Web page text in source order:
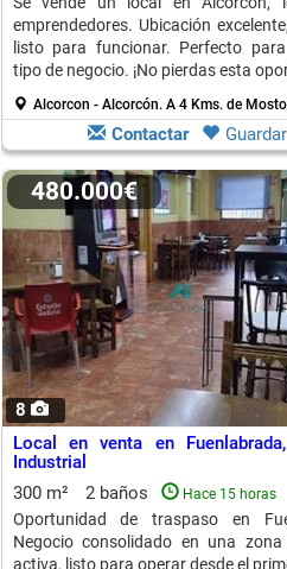
emprendedores. Ubicación
listo para funcionar. Perfecto
tipo de negocio. ¡No pierdas esta
Alcorcon - Alcorcón. A 4 Kms. de
Contactar Guardar
8
480.000€
Local en venta en
Industrial
300 m²
2 baños Hace 15 horas
Oportunidad de traspaso en
Negocio consolidado en una zona
activa, listo para operar desde el